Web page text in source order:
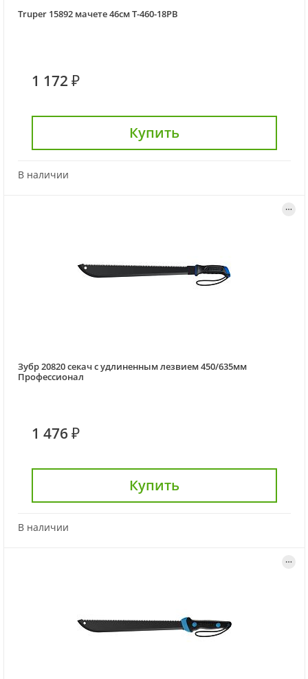
Truper 15892 мачете 46см T-460-18PB
1 172 ₽
Купить
В наличии
Зубр 20820 секач с удлиненным лезвием 450/635мм
Профессионал
1 476 ₽
Купить
В наличии